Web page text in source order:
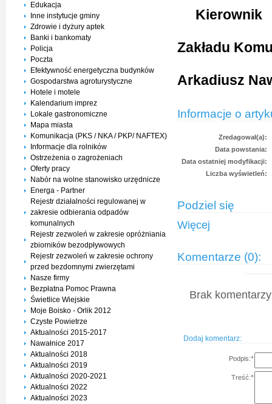
Edukacja
Inne instytucje gminy
Zdrowie i dyżury aptek
Banki i bankomaty
Policja
Poczta
Efektywność energetyczna budynków
Gospodarstwa agroturystyczne
Hotele i motele
Kalendarium imprez
Lokale gastronomiczne
Mapa miasta
Komunikacja (PKS / NKA / PKP/ NAFTEX)
Informacje dla rolników
Ostrzeżenia o zagrożeniach
Oferty pracy
Nabór na wolne stanowisko urzędnicze
Energa - Partner
Rejestr działalności regulowanej w
zakresie odbierania odpadów
komunalnych
Rejestr zezwoleń w zakresie opróżniania
zbiorników bezodpływowych
Rejestr zezwoleń w zakresie ochrony
przed bezdomnymi zwierzętami
Nasze firmy
Bezpłatna Pomoc Prawna
Świetlice Wiejskie
Moje Boisko - Orlik 2012
Czyste Powietrze
Aktualności 2015-2017
Nawałnice 2017
Aktualności 2018
Aktualności 2019
Aktualności 2020-2021
Aktualności 2022
Aktualności 2023
Kierownik
Zakładu
Arkadiusz
Informacje o
Zredagował(a):
Data powstania:
Data ostatniej modyfikacji:
Liczba wyświetleń:
Podziel się
Więcej
Komentarze (0):
Brak
Dodaj komentarz:
Podpis:*
Treść:*